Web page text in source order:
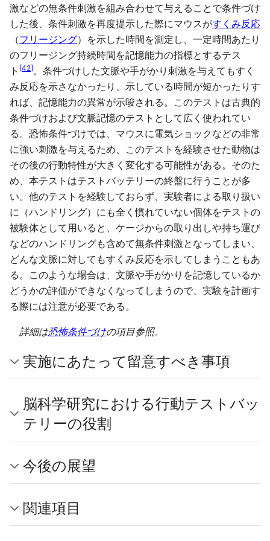
激などの無条件刺激を組み合わせて与えることで条件づけ
した後、条件刺激を再度提示した際にマウスがすくみ反応
（フリージング）を示した時間を測定し、一定時間あたり
のフリージング持続時間を記憶能力の指標とするテス
ト [42]。条件づけした文脈や手がかり刺激を与えてもすく
み反応を示さなかったり、示している時間が短かったりす
れば、記憶能力の異常が示唆される。このテストは古典的
条件づけおよび文脈記憶のテストとして広く使われてい
る。恐怖条件づけでは、マウスに電気ショックなどの非常
に強い刺激を与えるため、このテストを経験させた動物は
その後の行動特性が大きく変化する可能性がある。そのた
め、本テストはテストバッテリーの終盤に行うことが多
い。他のテストを経験しておらず、実験者による取り扱い
に（ハンドリング）にも全く慣れていない個体をテストの
被験体として用いると、ケージからの取り出しや持ち運び
などのハンドリングも含めて無条件刺激となってしまい、
どんな文脈に対してもすくみ反応を示してしまうこともあ
る。このような場合は、文脈や手がかりを記憶しているか
どうかの評価ができなくなってしまうので、実験を計画す
る際には注意が必要である。
詳細は恐怖条件づけの項目参照。
実施にあたって留意すべき事項
脳科学研究における行動テストバッ
テリーの役割
今後の展望
関連項目